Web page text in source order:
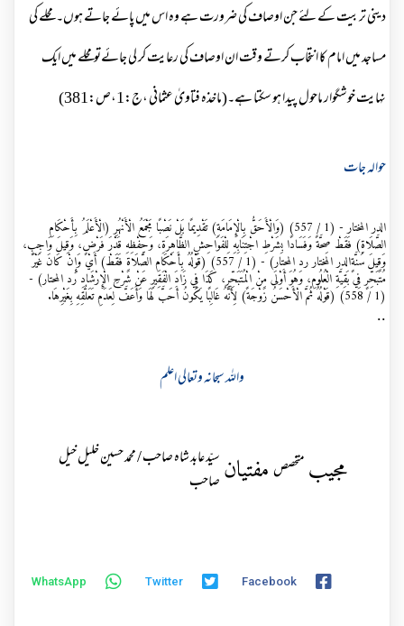
دینی تربیت کے لئے جن اوصاف کی ضرورت ہے وہ اس میں پائے جاتے ہوں۔ محلے کی
مساجد میں امام کا انتخاب کرتے وقت ان اوصاف کی رعایت کر لی جائےتومحلے میں ایک
نہایت خوشگوار ماحول پیدا ہو سکتا ہے۔(ماخذہ فتاویٰ عثمانی ،ج:1،ص:381)
حوالہ جات
الدر المختار - (1 / 557) (وَالْأَحَقُّ بِالْإِمَامَةِ) تَقْدِيمًا بَلْ نَصْبًا مَجْمَعُ الْأَنْهُرِ (الْأَعْلَمُ بِأَحْكَامِ
الصَّلَاةِ) فَقَطْ صِحَّةً وَفَسَادًا بِشَرْطِ اجْتِنَابِهِ لِلْفَوَاحِشِ الظَّاهِرَةِ، وَحِفْظِهِ قَدْرَ فَرْضٍ، وَقِيلَ وَاجِبٍ،
وَقِيلَ سُنَّةٍالدر المختار رد المحتار) - (1 / 557) (قَوْلُهُ بِأَحْكَامِ الصَّلَاةِ فَقَطْ) أَيْ وَإِنْ كَانَ غَيْرَ
مُتَبَحِّرٍ فِي بَقِيَّةِ الْعُلُومِ، وَهُوَ أَوْلَى مِنْ الْمُتَبَحِّرِ، كَذَا فِي زَادَ الْفَقِيرِ عَنْ شَرْحِ الْإِرْشَادِ رد المحتار) -
(1 / 558) (قَوْلُهُ ثُمَّ الْأَحْسَنُ زَوْجَةً) لِأَنَّهُ غَالِبًا يَكُونُ أَحَبَّ لَهَا وَأَعَفَّ لِعَدَمِ تَعَلُّقِهِ بِغَيْرِهَا.
..
واللہ سبحانہ وتعالی اعلم
مجیب متخصص مفتیان سیّد عابد شاہ صاحب / محمد حسین خلیل خیل
صاحب
Facebook
Twitter
WhatsApp